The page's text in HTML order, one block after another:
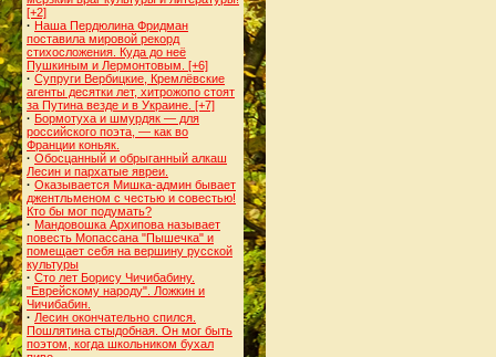
[+2]
· Наша Пердюлина Фридман
поставила мировой рекорд
стихосложения. Куда до неё
Пушкиным и Лермонтовым. [+6]
· Супруги Вербицкие, Кремлёвские
агенты десятки лет, хитрожопо стоят
за Путина везде и в Украине. [+7]
· Бормотуха и шмурдяк — для
российского поэта, — как во
Франции коньяк.
· Обосцанный и обрыганный алкаш
Лесин и пархатые явреи.
· Оказывается Мишка-админ бывает
джентльменом с честью и совестью!
Кто бы мог подумать?
· Мандовошка Архипова называет
повесть Мопассана "Пышечка" и
помещает себя на вершину русской
культуры
· Сто лет Борису Чичибабину.
"Еврейскому народу". Ложкин и
Чичибабин.
· Лесин окончательно спился.
Пошлятина стыдобная. Он мог быть
поэтом, когда школьником бухал